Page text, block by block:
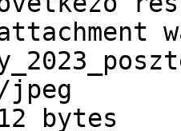
jpeg
bytes